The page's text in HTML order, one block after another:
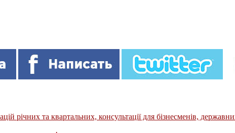
річних та квартальних, консультації для бізнесменів,